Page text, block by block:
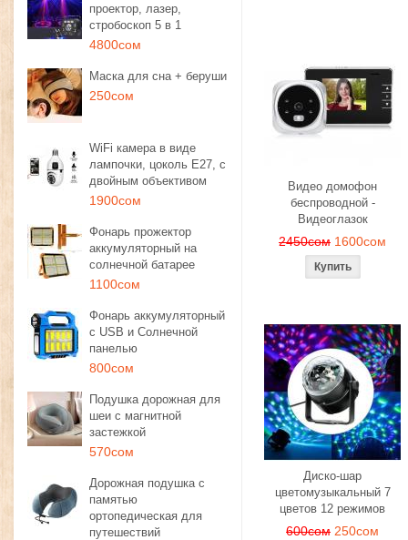
проектор, лазер,
стробоскоп 5 в 1
4800сом
Маска для сна + беруши
250сом
WiFi камера в виде
лампочки, цоколь E27, с
двойным объективом
1900сом
Фонарь прожектор
аккумуляторный на
солнечной батарее
1100сом
Фонарь аккумуляторный
с USB и Солнечной
панелью
800сом
Подушка дорожная для
шеи с магнитной
застежкой
570сом
Дорожная подушка с
памятью
ортопедическая для
путешествий
Видео домофон
беспроводной -
Видеоглазок
2450сом 1600сом
Диско-шар
цветомузыкальный 7
цветов 12 режимов
600сом 250сом